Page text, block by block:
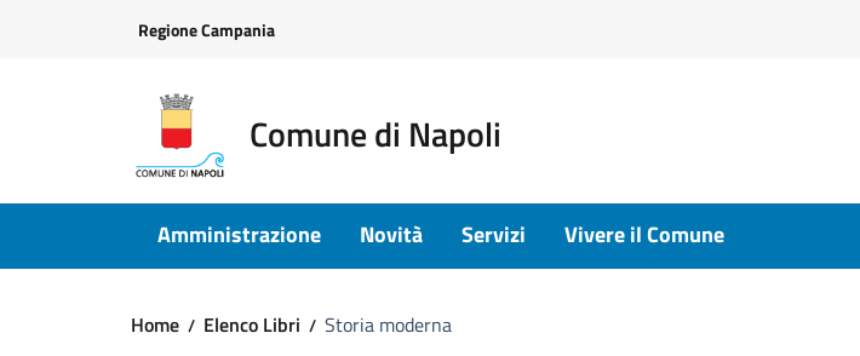
Regione Campania
Comune di Napoli
Amministrazione Novità Servizi Vivere il Comune
Home Elenco Libri Storia moderna